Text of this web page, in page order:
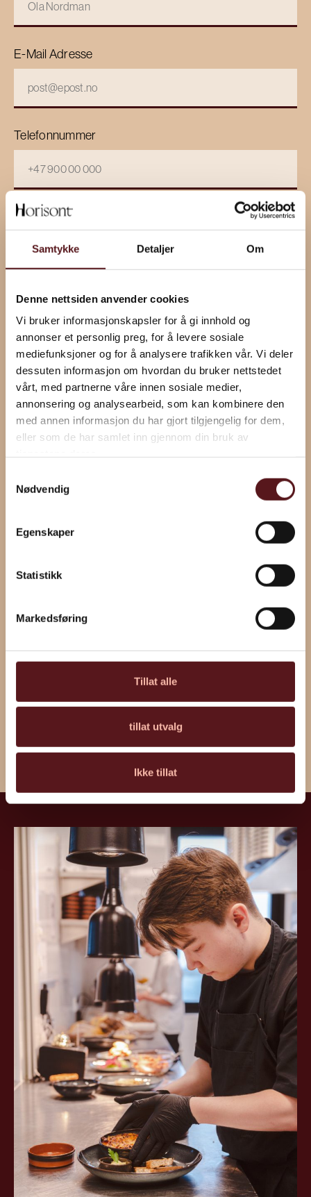
Samtykke Detaljer Om
Denne nettsiden anvender cookies
Vi bruker informasjonskapsler for å gi innhold og
annonser et personlig preg, for å levere sosiale
mediefunksjoner og for å analysere trafikken vår. Vi deler
dessuten informasjon om hvordan du bruker nettstedet
vårt, med partnerne våre innen sosiale medier,
annonsering og analysearbeid, som kan kombinere den
med annen informasjon du har gjort tilgjengelig for dem,
eller som de har samlet inn gjennom din bruk av
Nødvendig
Egenskaper
Statistikk
Markedsføring
Tillat alle
tillat utvalg
Ikke tillat
E-Mail Adresse
Telefonnummer
Datum (tt.mm.jjjj) Uhrzeit (2 Stunden)
Anzahl der Personen (max 10)
Kommentare
Ja, ich bin mit der Verarbeitung meiner Daten
durch Horisont und Ervik & Sævik einverstanden
(Datenschutzerklärung))